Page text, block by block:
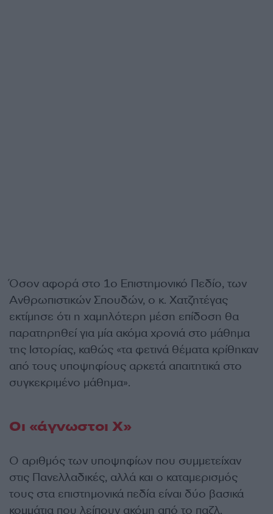
Όσον αφορά στο 1ο Επιστημονικό Πεδίο, των
Ανθρωπιστικών Σπουδών, ο κ. Χατζητέγας
εκτίμησε ότι η χαμηλότερη μέση επίδοση θα
παρατηρηθεί για μία ακόμα χρονιά στο μάθημα
της Ιστορίας, καθώς «τα φετινά θέματα κρίθηκαν
από τους υποψηφίους αρκετά απαιτητικά στο
συγκεκριμένο μάθημα».
Οι «άγνωστοι Χ»
Ο αριθμός των υποψηφίων που συμμετείχαν
στις Πανελλαδικές, αλλά και ο καταμερισμός
τους στα επιστημονικά πεδία είναι δύο βασικά
κομμάτια που λείπουν ακόμη από το παζλ.